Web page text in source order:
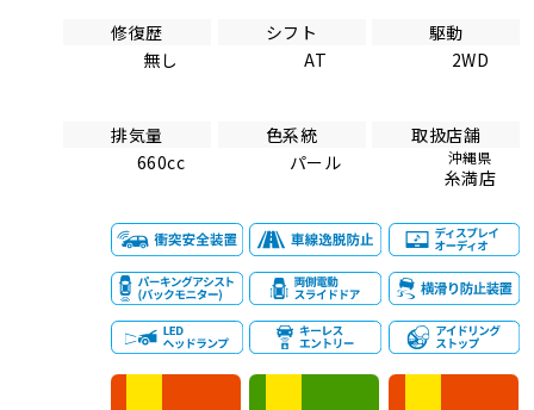
修復歴
無し
シフト
AT
駆動
2WD
排気量
660cc
色系統
パール
取扱店舗
沖縄県
糸満店